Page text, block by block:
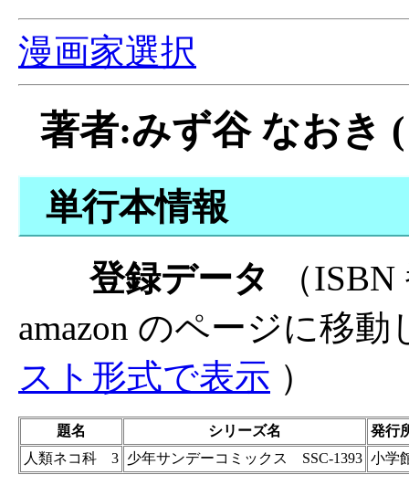
漫画家選択
著者:みず谷 なおき
単行本情報
登録データ
（
amazon のページに移
スト形式で表示 ）
題名 シリーズ名
発行
人類ネコ科 3 少年サンデーコミックス SSC-1393 小学